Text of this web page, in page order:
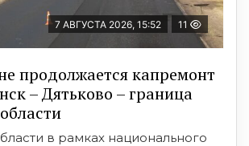
7 АВГУСТА 2026, 15:52 11
продолжается капремонт
– Дятьково – граница
в рамках национального